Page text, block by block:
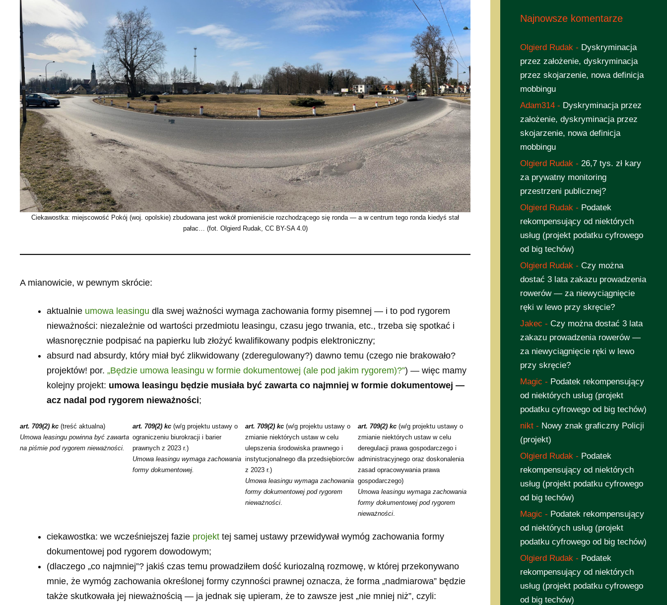
Ciekawostka: miejscowość Pokój (woj. opolskie) zbudowana jest wokół promieniście rozchodzącego się ronda — a w centrum tego ronda kiedyś stał
pałac… (fot. Olgierd Rudak, CC BY-SA 4.0)
A mianowicie, w pewnym skrócie:
aktualnie umowa leasingu dla swej ważności wymaga zachowania formy pisemnej — i to pod rygorem
nieważności: niezależnie od wartości przedmiotu leasingu, czasu jego trwania, etc., trzeba się spotkać i
własnoręcznie podpisać na papierku lub złożyć kwalifikowany podpis elektroniczny;
absurd nad absurdy, który miał być zlikwidowany (zderegulowany?) dawno temu (czego nie brakowało?
projektów! por. „Będzie umowa leasingu w formie dokumentowej (ale pod jakim rygorem)?”) — więc mamy
kolejny projekt: umowa leasingu będzie musiała być zawarta co najmniej w formie dokumentowej —
acz nadal pod rygorem nieważności;
art. 709(2) kc (treść aktualna)
Umowa leasingu powinna być zawarta
na piśmie pod rygorem nieważności.
art. 709(2) kc (w/g projektu ustawy o
ograniczeniu biurokracji i barier
prawnych z 2023 r.)
Umowa leasingu wymaga zachowania
formy dokumentowej.
art. 709(2) kc (w/g projektu ustawy o
zmianie niektórych ustaw w celu
ulepszenia środowiska prawnego i
instytucjonalnego dla przedsiębiorców
z 2023 r.)
Umowa leasingu wymaga zachowania
formy dokumentowej pod rygorem
nieważności.
art. 709(2) kc (w/g projektu ustawy o
zmianie niektórych ustaw w celu
deregulacji prawa gospodarczego i
administracyjnego oraz doskonalenia
zasad opracowywania prawa
gospodarczego)
Umowa leasingu wymaga zachowania
formy dokumentowej pod rygorem
nieważności.
ciekawostka: we wcześniejszej fazie projekt tej samej ustawy przewidywał wymóg zachowania formy
dokumentowej pod rygorem dowodowym;
(dlaczego „co najmniej”? jakiś czas temu prowadziłem dość kuriozalną rozmowę, w której przekonywano
mnie, że wymóg zachowania określonej formy czynności prawnej oznacza, że forma „nadmiarowa” będzie
także skutkowała jej nieważnością — ja jednak się upieram, że to zawsze jest „nie mniej niż”, czyli:
Najnowsze komentarze
Olgierd Rudak - Dyskryminacja
przez założenie, dyskryminacja
przez skojarzenie, nowa definicja
mobbingu
Adam314 - Dyskryminacja przez
założenie, dyskryminacja przez
skojarzenie, nowa definicja
mobbingu
Olgierd Rudak - 26,7 tys. zł kary
za prywatny monitoring
przestrzeni publicznej?
Olgierd Rudak - Podatek
rekompensujący od niektórych
usług (projekt podatku cyfrowego
od big techów)
Olgierd Rudak - Czy można
dostać 3 lata zakazu prowadzenia
rowerów — za niewyciągnięcie
ręki w lewo przy skręcie?
Jakec - Czy można dostać 3 lata
zakazu prowadzenia rowerów —
za niewyciągnięcie ręki w lewo
przy skręcie?
Magic - Podatek rekompensujący
od niektórych usług (projekt
podatku cyfrowego od big techów)
nikt - Nowy znak graficzny Policji
(projekt)
Olgierd Rudak - Podatek
rekompensujący od niektórych
usług (projekt podatku cyfrowego
od big techów)
Magic - Podatek rekompensujący
od niektórych usług (projekt
podatku cyfrowego od big techów)
Olgierd Rudak - Podatek
rekompensujący od niektórych
usług (projekt podatku cyfrowego
od big techów)